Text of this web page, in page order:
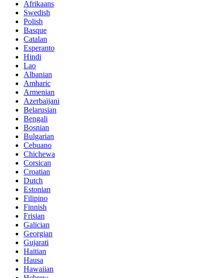
Afrikaans
Swedish
Polish
Basque
Catalan
Esperanto
Hindi
Lao
Albanian
Amharic
Armenian
Azerbaijani
Belarusian
Bengali
Bosnian
Bulgarian
Cebuano
Chichewa
Corsican
Croatian
Dutch
Estonian
Filipino
Finnish
Frisian
Galician
Georgian
Gujarati
Haitian
Hausa
Hawaiian